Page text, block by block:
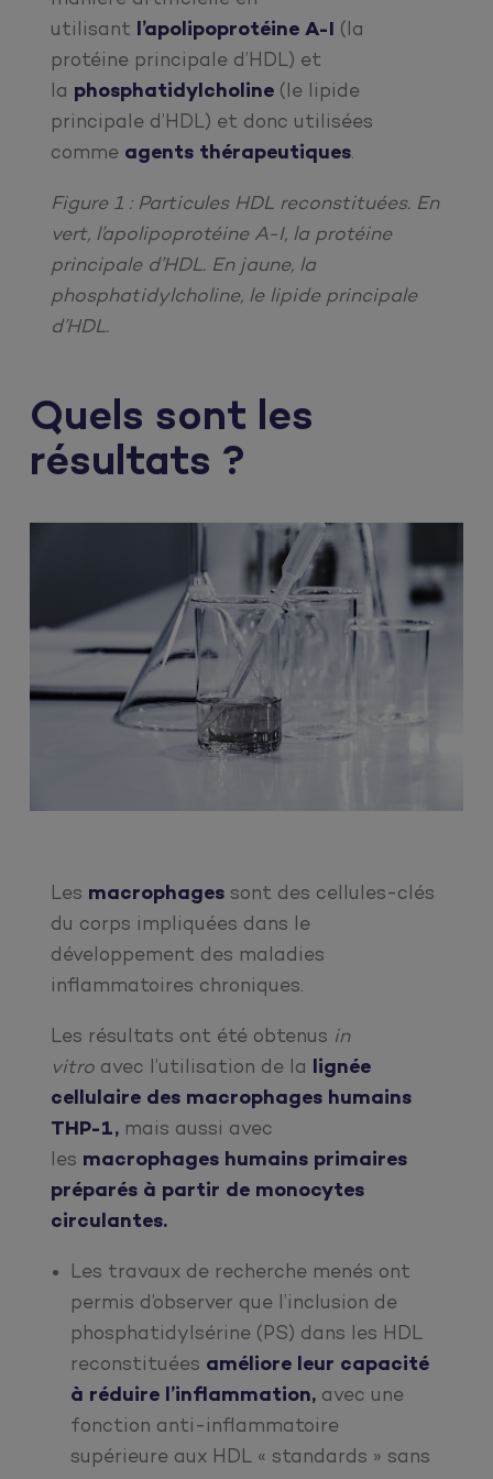
utilisant l’apolipoprotéine A-I (la
protéine principale d’HDL) et
la phosphatidylcholine (le lipide
principale d’HDL) et donc utilisées
comme agents thérapeutiques.
Figure 1 : Particules HDL reconstituées. En
vert, l’apolipoprotéine A-I, la protéine
principale d’HDL. En jaune, la
phosphatidylcholine, le lipide principale
d’HDL.
Quels sont les
résultats ?
Les macrophages sont des cellules-clés
du corps impliquées dans le
développement des maladies
inflammatoires chroniques.
Les résultats ont été obtenus in
vitro avec l’utilisation de la lignée
cellulaire des macrophages humains
THP-1, mais aussi avec
les macrophages humains primaires
préparés à partir de monocytes
circulantes.
Les travaux de recherche menés ont
permis d’observer que l’inclusion de
phosphatidylsérine (PS) dans les HDL
reconstituées améliore leur capacité
à réduire l’inflammation, avec une
fonction anti-inflammatoire
supérieure aux HDL « standards » sans